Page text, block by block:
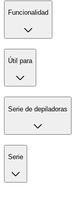
Funcionalidad
Útil para
Serie de depiladoras
Serie